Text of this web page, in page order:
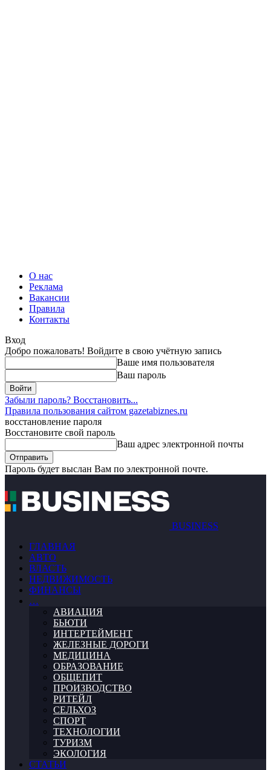
О нас
Реклама
Вакансии
Правила
Контакты
Вход
Добро пожаловать! Войдите в свою учётную запись
Ваше имя пользователя
Ваш пароль
Забыли пароль? Восстановить...
Правила пользования сайтом gazetabiznes.ru
восстановление пароля
Восстановите свой пароль
Ваш адрес электронной почты
Пароль будет выслан Вам по электронной почте.
BUSINESS
ГЛАВНАЯ
АВТО
ВЛАСТЬ
НЕДВИЖИМОСТЬ
ФИНАНСЫ
…
АВИАЦИЯ
БЬЮТИ
ИНТЕРТЕЙМЕНТ
ЖЕЛЕЗНЫЕ ДОРОГИ
МЕДИЦИНА
ОБРАЗОВАНИЕ
ОБЩЕПИТ
ПРОИЗВОДСТВО
РИТЕЙЛ
СЕЛЬХОЗ
СПОРТ
ТЕХНОЛОГИИ
ТУРИЗМ
ЭКОЛОГИЯ
СТАТЬИ